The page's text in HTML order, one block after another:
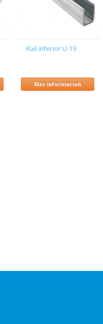
Raíl inferior U-19
Mas informacion